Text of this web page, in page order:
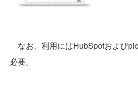
なお、利用にはHubSpotおよび
必要。